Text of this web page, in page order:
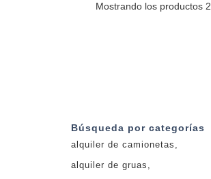
Mostrando los productos 2
Búsqueda por categorías
alquiler de camionetas
alquiler de gruas